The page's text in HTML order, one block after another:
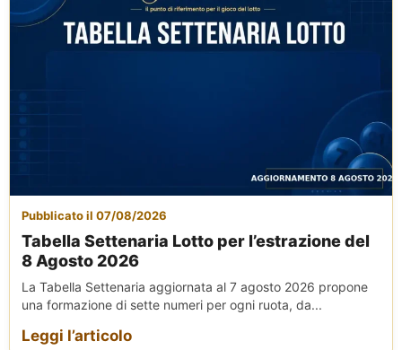
Pubblicato il 07/08/2026
Tabella Settenaria Lotto per l’estrazione del
8 Agosto 2026
La Tabella Settenaria aggiornata al 7 agosto 2026 propone
una formazione di sette numeri per ogni ruota, da...
Leggi l’articolo